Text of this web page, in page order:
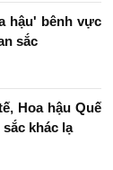
hậu' bênh vực
sắc
Hoa hậu Quế
khác lạ